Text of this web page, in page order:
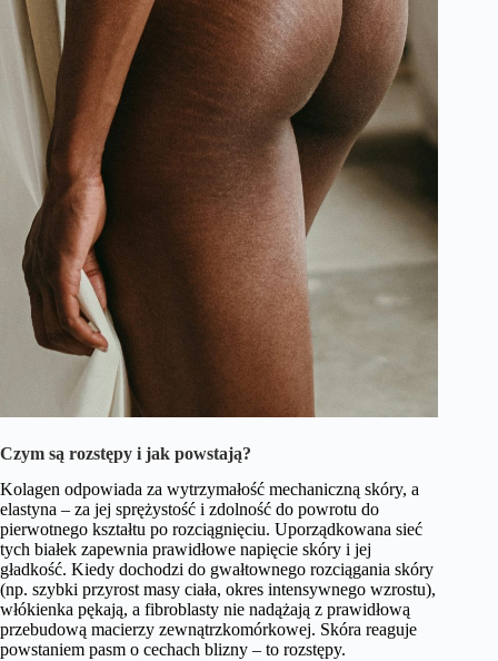
Czym są rozstępy i jak powstają?
Kolagen odpowiada za wytrzymałość mechaniczną skóry, a
elastyna – za jej sprężystość i zdolność do powrotu do
pierwotnego kształtu po rozciągnięciu. Uporządkowana sieć
tych białek zapewnia prawidłowe napięcie skóry i jej
gładkość. Kiedy dochodzi do gwałtownego rozciągania skóry
(np. szybki przyrost masy ciała, okres intensywnego wzrostu),
włókienka pękają, a fibroblasty nie nadążają z prawidłową
przebudową macierzy zewnątrzkomórkowej. Skóra reaguje
powstaniem pasm o cechach blizny – to rozstępy.